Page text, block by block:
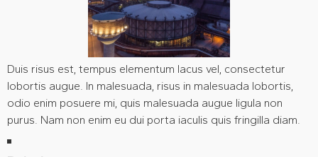
Duis risus est, tempus elementum lacus vel, consectetur
lobortis augue. In malesuada, risus in malesuada lobortis,
odio enim posuere mi, quis malesuada augue ligula non
purus. Nam non enim eu dui porta iaculis quis fringilla diam.